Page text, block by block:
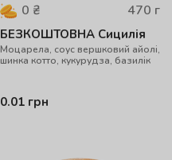
0 ₴ 470 г
БЕЗКОШТОВНА Сицилія
Моцарела, cоус вершковий айолі,
шинка котто, кукурудза, базилік
0.01 грн